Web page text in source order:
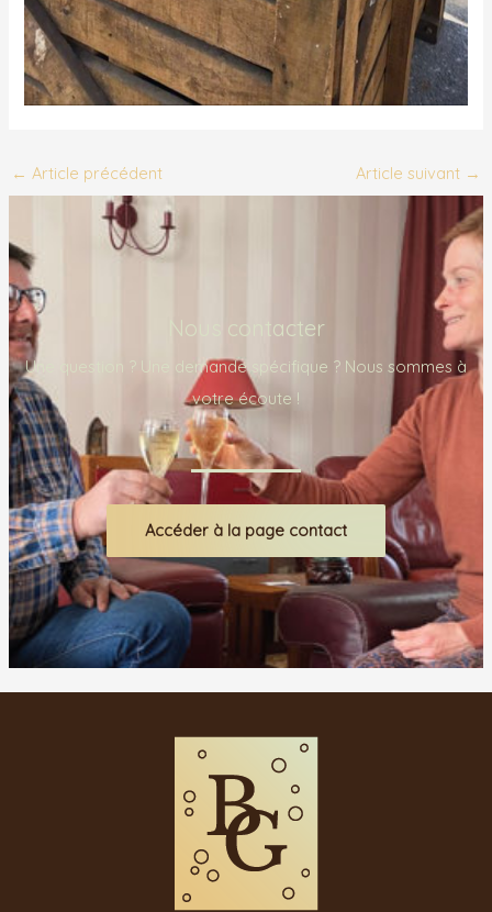
← Article précédent Article suivant →
Nous contacter
Une question ? Une demande spécifique ? Nous sommes à
votre écoute !
Accéder à la page contact